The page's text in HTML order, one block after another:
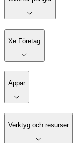
Xe Företag
Appar
Verktyg och resurser